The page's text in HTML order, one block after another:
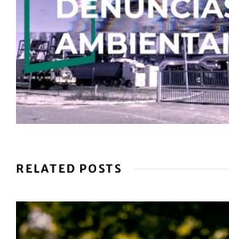
RELATED POSTS